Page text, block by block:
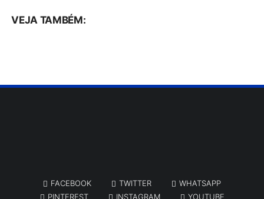
VEJA TAMBÉM:
FACEBOOK TWITTER
WHATSAPP
PINTEREST
INSTAGRAM YOUTUBE